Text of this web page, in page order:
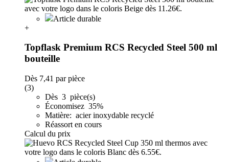
Article durable
+
Topflask Premium RCS Recycled Steel 500 ml
bouteille
Dès 7,41 par pièce
(3)
Dès 3 pièce(s)
Économisez 35%
Matière: acier inoxydable recyclé
Réassort en cours
Calcul du prix